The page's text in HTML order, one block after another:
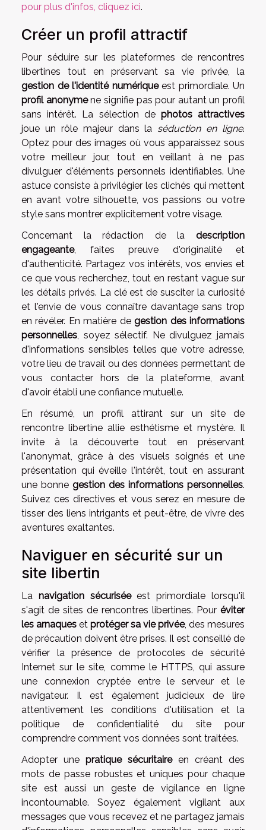
pour plus d'infos, cliquez ici.
Créer un profil attractif
Pour séduire sur les plateformes de rencontres
libertines tout en préservant sa vie privée, la
gestion de l'identité numériqueest primordiale. Un
profil anonymene signifie pas pour autant un profil
sans intérêt. La sélection de photos attractives
joue un rôle majeur dans la séduction en ligne.
Optez pour des images où vous apparaissez sous
votre meilleur jour, tout en veillant à ne pas
divulguer d'éléments personnels identifiables. Une
astuce consiste à privilégier les clichés qui mettent
en avant votre silhouette, vos passions ou votre
style sans montrer explicitement votre visage.
Concernant la rédaction de la description
engageante, faites preuve d'originalité et
d'authenticité. Partagez vos intérêts, vos envies et
ce que vous recherchez, tout en restant vague sur
les détails privés. La clé est de susciter la curiosité
et l'envie de vous connaître davantage sans trop
en révéler. En matière degestion des informations
personnelles, soyez sélectif. Ne divulguez jamais
d'informations sensibles telles que votre adresse,
votre lieu de travail ou des données permettant de
vous contacter hors de la plateforme, avant
d'avoir établi une confiance mutuelle.
En résumé, un profil attirant sur un site de
rencontre libertine allie esthétisme et mystère. Il
invite à la découverte tout en préservant
l'anonymat, grâce à des visuels soignés et une
présentation qui éveille l'intérêt, tout en assurant
une bonne gestion des informations personnelles.
Suivez ces directives et vous serez en mesure de
tisser des liens intrigants et peut-être, de vivre des
aventures exaltantes.
Naviguer en sécurité sur un
site libertin
La navigation sécuriséeest primordiale lorsqu'il
s'agit de sites de rencontres libertines. Pour éviter
les arnaques et protéger sa vie privée, des mesures
de précaution doivent être prises. Il est conseillé de
vérifier la présence de protocoles de sécurité
Internet sur le site, comme le HTTPS, qui assure
une connexion cryptée entre le serveur et le
navigateur. Il est également judicieux de lire
attentivement les conditions d'utilisation et la
politique de confidentialité du site pour
comprendre comment vos données sont traitées.
Adopter une pratique sécuritaireen créant des
mots de passe robustes et uniques pour chaque
site est aussi un geste de vigilance en ligne
incontournable. Soyez également vigilant aux
messages que vous recevez et ne partagez jamais